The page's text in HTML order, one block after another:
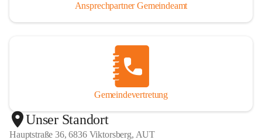
Ansprechpartner Gemeindeamt
Gemeindevertretung
Unser Standort
Hauptstraße 36, 6836 Viktorsberg, AUT